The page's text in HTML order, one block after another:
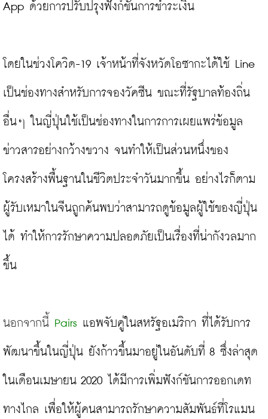
App ด้วยการปรับปรุงฟังก์ชันการชำระเงิน
โดยในช่วงโควิด-19 เจ้าหน้าที่จังหวัดโอซากะได้ใช้ Line
เป็นช่องทางสำหรับการจองวัคซีน ขณะที่รัฐบาลท้องถิ่น
อื่นๆ ในญี่ปุ่นใช้เป็นช่องทางในการการเผยแพร่ข้อมูล
ข่าวสารอย่างกว้างขวาง จนทำให้เป็นส่วนหนึ่งของ
โครงสร้างพื้นฐานในชีวิตประจำวันมากขึ้น อย่างไรก็ตาม
ผู้รับเหมาในจีนถูกค้นพบว่าสามารถดูข้อมูลผู้ใช้ของญี่ปุ่น
ได้ ทำให้การรักษาความปลอดภัยเป็นเรื่องที่น่ากังวลมาก
ขึ้น
นอกจากนี้ Pairs แอพจับคู่ในสหรัฐอเมริกา ที่ได้รับการ
พัฒนาขึ้นในญี่ปุ่น ยังก้าวขึ้นมาอยู่ในอันดับที่ 8 ซึ่งล่าสุด
ในเดือนเมษายน 2020 ได้มีการเพิ่มฟังก์ชันการออกเดท
ทางไกล เพื่อให้ผู้คนสามารถรักษาความสัมพันธ์ที่โรแมน